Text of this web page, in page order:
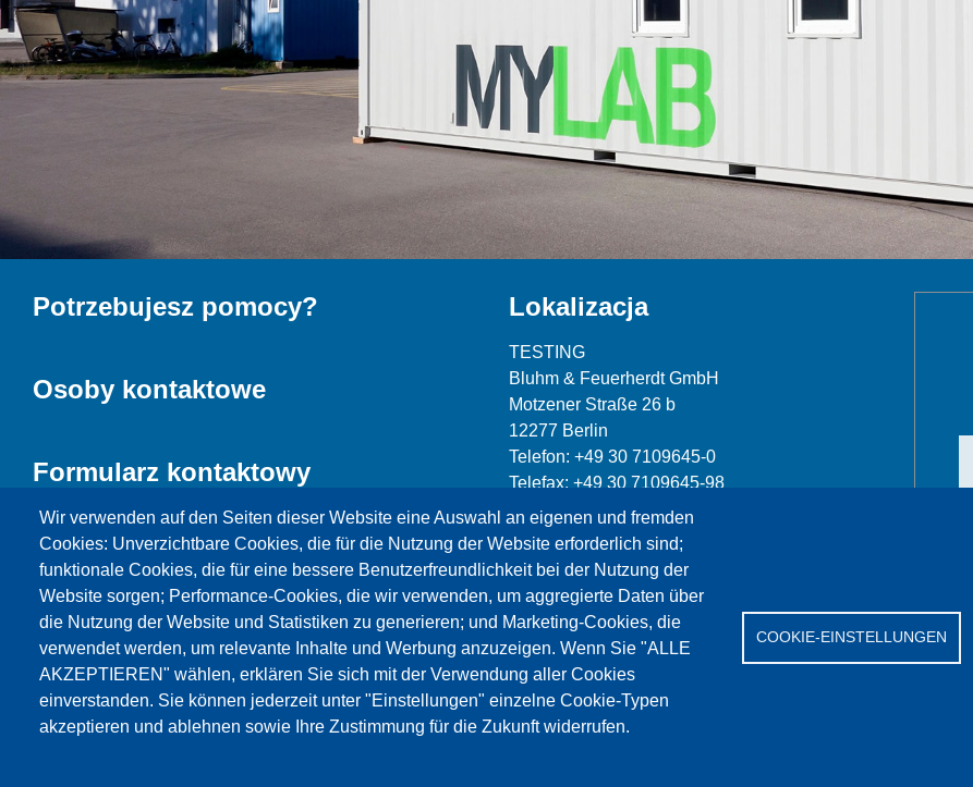
Wir verwenden auf den Seiten dieser Website eine Auswahl an eigenen und fremden
Cookies: Unverzichtbare Cookies, die für die Nutzung der Website erforderlich sind;
funktionale Cookies, die für eine bessere Benutzerfreundlichkeit bei der Nutzung der
Website sorgen; Performance-Cookies, die wir verwenden, um aggregierte Daten über
die Nutzung der Website und Statistiken zu generieren; und Marketing-Cookies, die
verwendet werden, um relevante Inhalte und Werbung anzuzeigen. Wenn Sie "ALLE
AKZEPTIEREN" wählen, erklären Sie sich mit der Verwendung aller Cookies
einverstanden. Sie können jederzeit unter "Einstellungen" einzelne Cookie-Typen
akzeptieren und ablehnen sowie Ihre Zustimmung für die Zukunft widerrufen.
COOKIE-EINSTELLUNGEN
Potrzebujesz pomocy?
Osoby kontaktowe
Formularz kontaktowy
Lokalizacja
TESTING
Bluhm & Feuerherdt GmbH
Motzener Straße 26 b
12277 Berlin
Telefon: +49 30 7109645-0
Telefax: +49 30 7109645-98
info@testing.de
Aktualności Serwis